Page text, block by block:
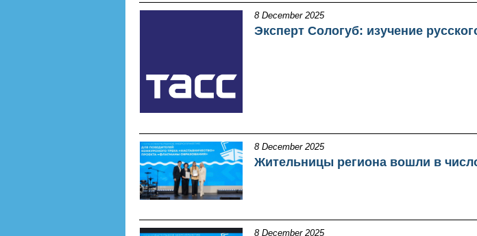
8 December 2025
Эксперт Сологуб: изучение
8 December 2025
Жительницы региона вошли в
8 December 2025